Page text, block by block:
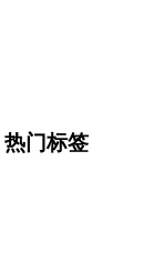
热门标签